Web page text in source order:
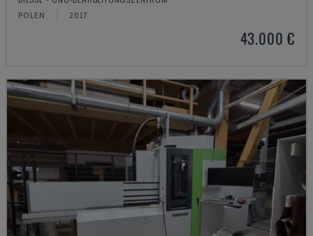
POLEN 2017
43.000 €